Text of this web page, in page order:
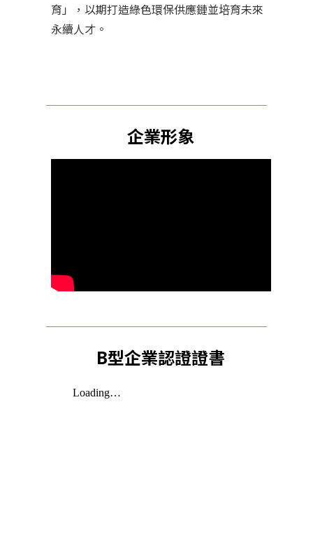
育」，以期打造綠色環保供應鏈並培育未來
永續人才。
企業形象
B型企業認證證書